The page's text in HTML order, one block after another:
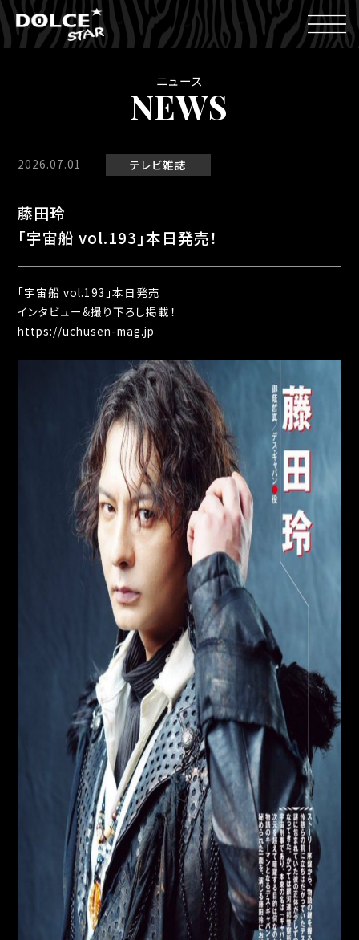
ニュース
NEWS
2026.07.01 テレビ雑誌
藤田玲
「宇宙船 vol.193」本日発売！
「宇宙船 vol.193」本日発売
インタビュー&撮り下ろし掲載！
https://uchusen-mag.jp